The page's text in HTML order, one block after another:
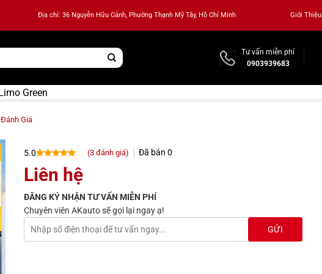
Địa chỉ: 36 Nguyễn Hữu Cảnh, Phường Thạnh Mỹ Tây, Hồ Chí Minh Giới Thiệu
Tư vấn miễn phí
0903939683
Green
Giá
5.0
5.0
trên 5
dựa trên
3
(3đánh giá) Đã bán 0
Liên hệ
ĐĂNG KÝ NHẬN TƯ VẤN MIỄN PHÍ
Chuyên viên AKauto sẽ gọi lại ngay ạ!